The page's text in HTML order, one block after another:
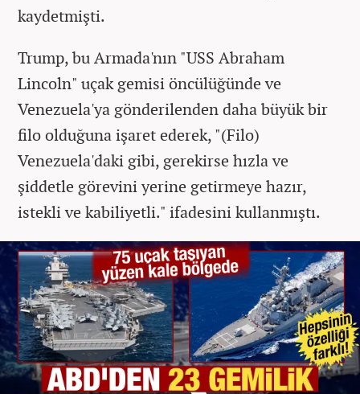
kaydetmişti.
Trump, bu Armada'nın "USS Abraham
Lincoln" uçak gemisi öncülüğünde ve
Venezuela'ya gönderilenden daha büyük bir
filo olduğuna işaret ederek, "(Filo)
Venezuela'daki gibi, gerekirse hızla ve
şiddetle görevini yerine getirmeye hazır,
istekli ve kabiliyetli." ifadesini kullanmıştı.